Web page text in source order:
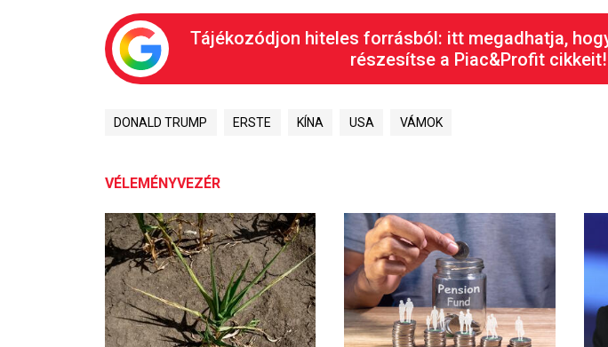
Tájékozódjon hiteles forrásból: itt megadhatja,
részesítse a Piac&Profit cikkeit!
DONALD TRUMP ERSTE KÍNA USA VÁMOK
VÉLEMÉNYVEZÉR